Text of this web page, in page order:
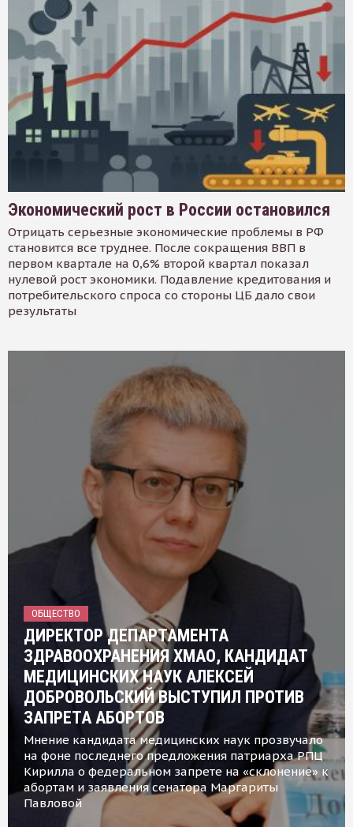
Экономический рост в России остановился
Отрицать серьезные экономические проблемы в РФ
становится все труднее. После сокращения ВВП в
первом квартале на 0,6% второй квартал показал
нулевой рост экономики. Подавление кредитования и
потребительского спроса со стороны ЦБ дало свои
результаты
ОБЩЕСТВО
ДИРЕКТОР ДЕПАРТАМЕНТА
ЗДРАВООХРАНЕНИЯ ХМАО, КАНДИДАТ
МЕДИЦИНСКИХ НАУК АЛЕКСЕЙ
ДОБРОВОЛЬСКИЙ ВЫСТУПИЛ ПРОТИВ
ЗАПРЕТА АБОРТОВ
Мнение кандидата медицинских наук прозвучало
на фоне последнего предложения патриарха РПЦ
Кирилла о федеральном запрете на «склонение» к
абортам и заявления сенатора Маргариты
Павловой